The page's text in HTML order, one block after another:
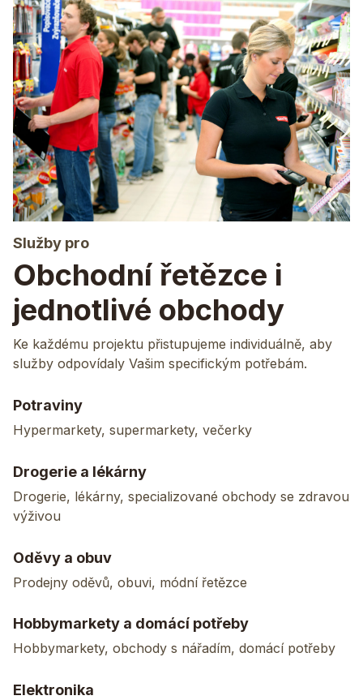
Služby pro
Obchodní řetězce i
jednotlivé obchody
Ke každému projektu přistupujeme individuálně, aby
služby odpovídaly Vašim specifickým potřebám.
Potraviny
Hypermarkety, supermarkety, večerky
Drogerie a lékárny
Drogerie, lékárny, specializované obchody se zdravou
výživou
Oděvy a obuv
Prodejny oděvů, obuvi, módní řetězce
Hobbymarkety a domácí potřeby
Hobbymarkety, obchody s nářadím, domácí potřeby
Elektronika